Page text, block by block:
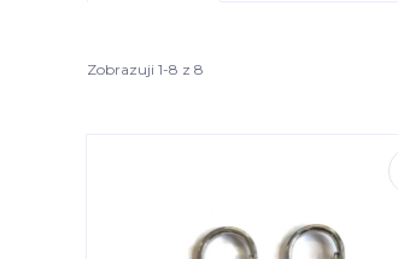
Zobrazuji 1-8 z 8